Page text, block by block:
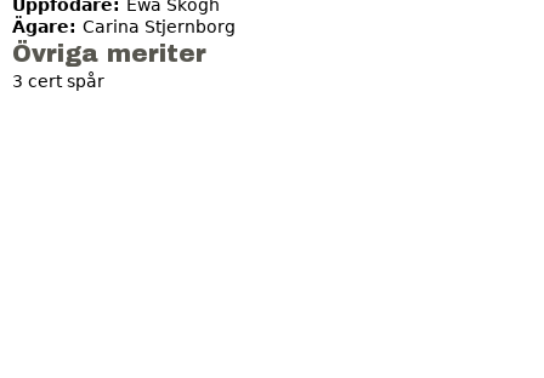
Uppfödare: Ewa Skogh
Ägare: Carina Stjernborg
Övriga meriter
3 cert spår